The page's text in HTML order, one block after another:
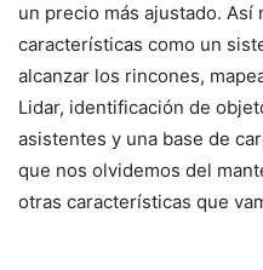
un precio más ajustado. Así
características como un
alcanzar los rincones,
Lidar, identificación de
asistentes y una base de
que nos olvidemos del
otras características que